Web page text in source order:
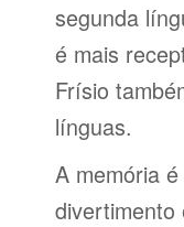
segunda
é mais
Frísio
línguas.
A memória
divertimento